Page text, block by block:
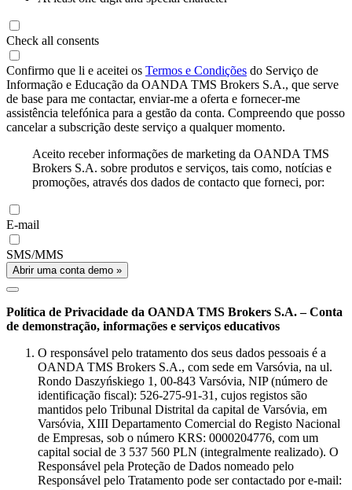
Check all consents
Confirmo que li e aceitei os Termos e Condições do Serviço de
Informação e Educação da OANDA TMS Brokers S.A., que serve
de base para me contactar, enviar-me a oferta e fornecer-me
assistência telefónica para a gestão da conta. Compreendo que posso
cancelar a subscrição deste serviço a qualquer momento.
Aceito receber informações de marketing da OANDA TMS
Brokers S.A. sobre produtos e serviços, tais como, notícias e
promoções, através dos dados de contacto que forneci, por:
E-mail
SMS/MMS
Abrir uma conta demo »
Política de Privacidade da OANDA TMS Brokers S.A. – Conta
de demonstração, informações e serviços educativos
O responsável pelo tratamento dos seus dados pessoais é a
OANDA TMS Brokers S.A., com sede em Varsóvia, na ul.
Rondo Daszyńskiego 1, 00-843 Varsóvia, NIP (número de
identificação fiscal): 526-275-91-31, cujos registos são
mantidos pelo Tribunal Distrital da capital de Varsóvia, em
Varsóvia, XIII Departamento Comercial do Registo Nacional
de Empresas, sob o número KRS: 0000204776, com um
capital social de 3 537 560 PLN (integralmente realizado). O
Responsável pela Proteção de Dados nomeado pelo
Responsável pelo Tratamento pode ser contactado por e-mail: